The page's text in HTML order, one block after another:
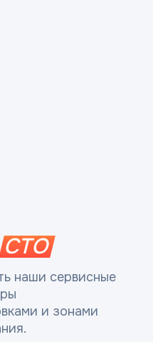
СТО
наши сервисные
и зонами